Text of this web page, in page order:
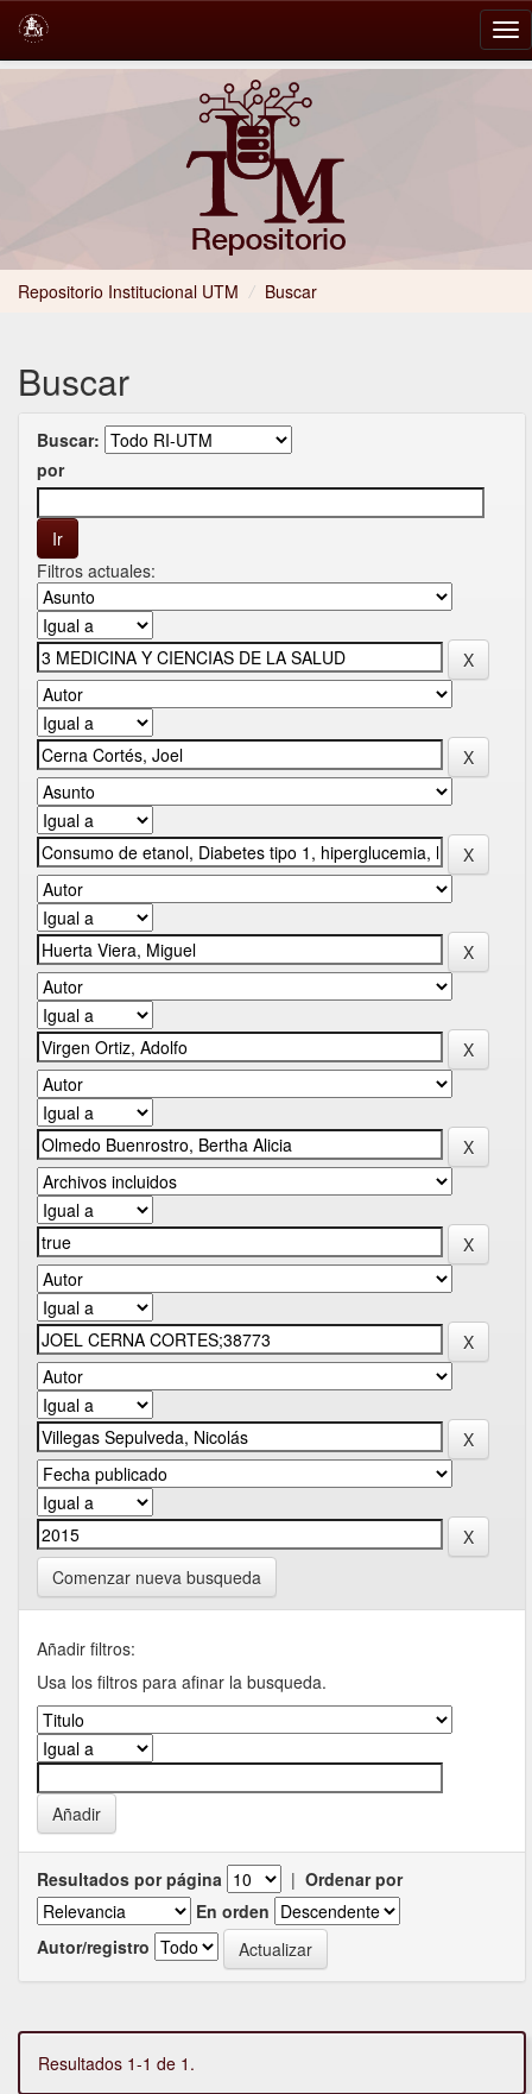
Repositorio Institucional UTM / Buscar
Buscar
Buscar:
por
Filtros actuales:
Comenzar nueva busqueda
Añadir filtros:
Usa los filtros para afinar la busqueda.
Resultados por página | Ordenar por
En orden
Autor/registro
Resultados 1-1 de 1.